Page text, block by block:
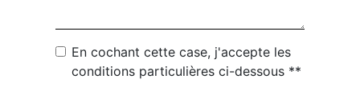
En cochant cette case, j'accepte les
conditions particulières ci-dessous **